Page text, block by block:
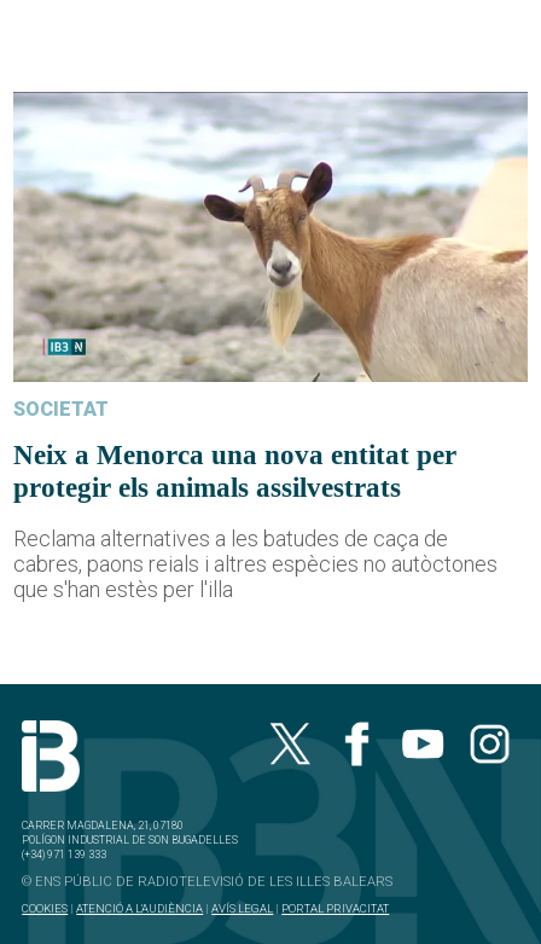
SOCIETAT
Neix a Menorca una nova entitat per
protegir els animals assilvestrats
Reclama alternatives a les batudes de caça de
cabres, paons reials i altres espècies no autòctones
que s'han estès per l'illa
CARRER MAGDALENA, 21, 07180
POLÍGON INDUSTRIAL DE SON BUGADELLES
(+34) 971 139 333
© ENS PÚBLIC DE RADIOTELEVISIÓ DE LES ILLES BALEARS
COOKIES |ATENCIÓ A L'AUDIÈNCIA |AVÍS LEGAL | PORTAL PRIVACITAT